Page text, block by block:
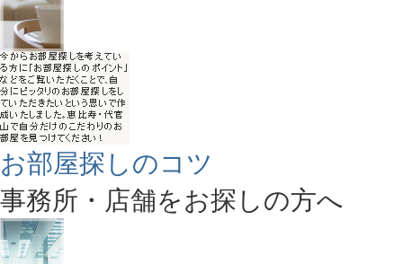
お部屋探しのコツ
事務所・店舗をお探しの方へ